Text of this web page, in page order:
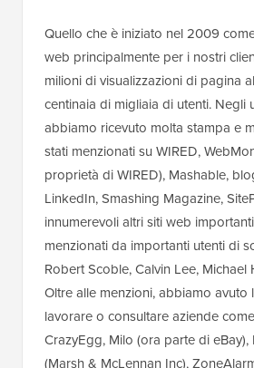
Quello che è iniziato nel 2009
web principalmente per i nostri
milioni di visualizzazioni di pagina
centinaia di migliaia di utenti. Negli
abbiamo ricevuto molta stampa e
stati menzionati su WIRED,
proprietà di WIRED), Mashable,
LinkedIn, Smashing Magazine,
innumerevoli altri siti web
menzionati da importanti utenti di
Robert Scoble, Calvin Lee, Michael
Oltre alle menzioni, abbiamo
lavorare o consultare aziende
CrazyEgg, Milo (ora parte di
(Marsh & McLennan Inc),